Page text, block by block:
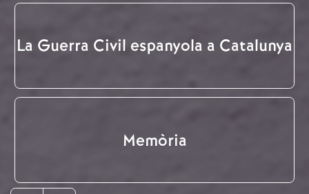
La Guerra Civil espanyola a Catalunya
Memòria